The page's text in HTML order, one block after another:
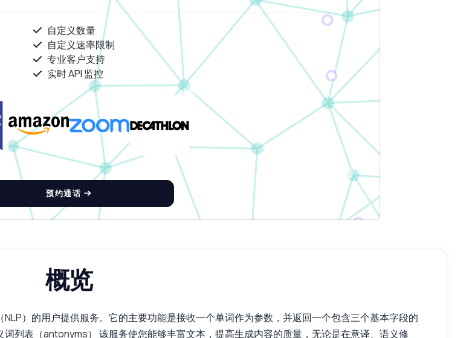
自定义数量
自定义速率限制
专业客户支持
实时 API 监控
预约通话
概览
）的用户提供服务。它的主要功能是接收一个单词作为参数，并返回一个包含三个基本字段的
列表（antonyms） 该服务使您能够丰富文本，提高生成内容的质量，无论是在意译、语义修